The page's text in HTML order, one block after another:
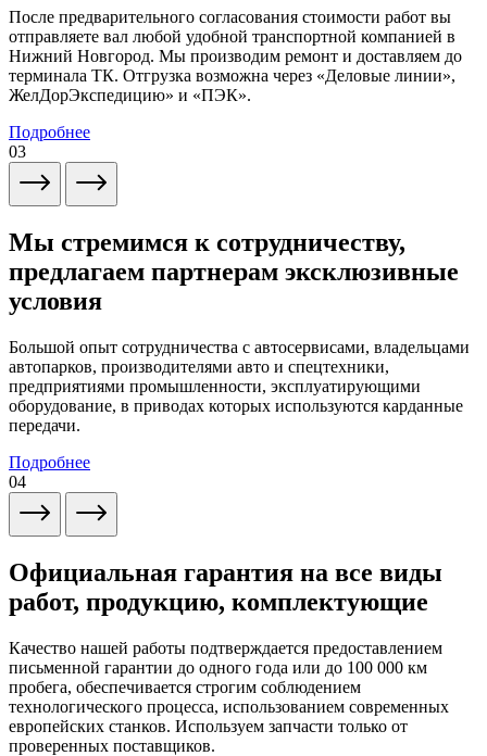
После предварительного согласования стоимости работ вы
отправляете вал любой удобной транспортной компанией в
Нижний Новгород. Мы производим ремонт и доставляем до
терминала ТК. Отгрузка возможна через «Деловые линии»,
ЖелДорЭкспедицию» и «ПЭК».
Подробнее
03
Мы стремимся к сотрудничеству,
предлагаем партнерам эксклюзивные
условия
Большой опыт сотрудничества с автосервисами, владельцами
автопарков, производителями авто и спецтехники,
предприятиями промышленности, эксплуатирующими
оборудование, в приводах которых используются карданные
передачи.
Подробнее
04
Официальная гарантия на все виды
работ, продукцию, комплектующие
Качество нашей работы подтверждается предоставлением
письменной гарантии до одного года или до 100 000 км
пробега, обеспечивается строгим соблюдением
технологического процесса, использованием современных
европейских станков. Используем запчасти только от
проверенных поставщиков.